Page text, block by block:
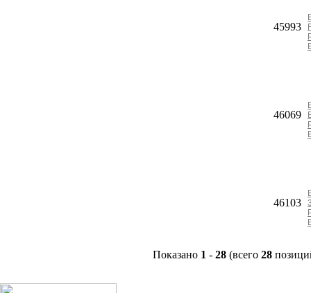
45993
46069
46103
Показано 1 - 28 (всего 28